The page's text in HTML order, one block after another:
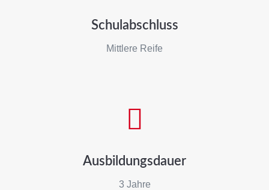
Schulabschluss
Mittlere Reife

Ausbildungsdauer
3 Jahre